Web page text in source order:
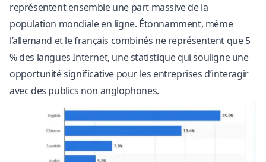
représentent ensemble une part massive de la
population mondiale en ligne. Étonnamment, même
l’allemand et le français combinés ne représentent que 5
% des langues Internet, une statistique qui souligne une
opportunité significative pour les entreprises d’interagir
avec des publics non anglophones.